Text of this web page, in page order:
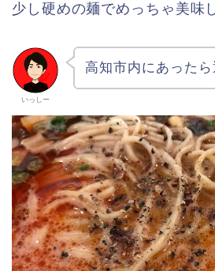
少し硬めの麺でめっちゃ美味
いっしー
高知市内にあった